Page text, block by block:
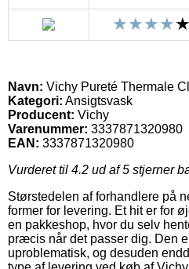
Navn: Vichy Pureté Thermale
Kategori: Ansigtsvask
Producent: Vichy
Varenummer: 3337871320980
EAN: 3337871320980
Vurderet til 4.2 ud af 5 stjerner
Størstedelen af forhandlere på
former for levering. Et hit er for
en pakkeshop, hvor du selv
præcis når det passer dig. Den
uproblematisk, og desuden